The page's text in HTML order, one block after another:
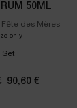
50ML
des Mères
onlyfor Coffret Soin
Set
Nouveau prix
90,60 €